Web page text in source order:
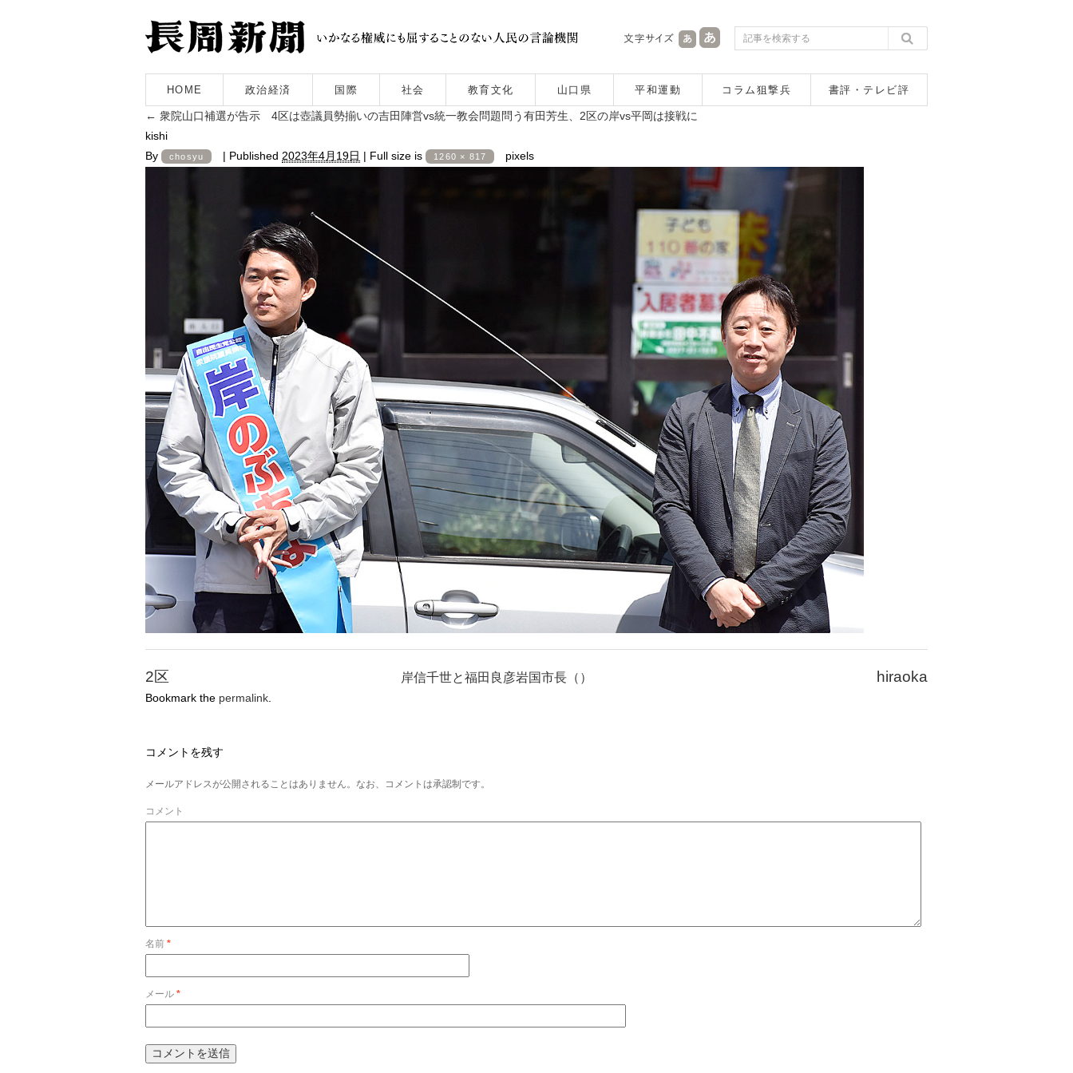
HOME 政治経済 国際 社会 教育文化 山口県 平和運動 コラム狙撃兵 書評・テレビ評
← 衆院山口補選が告示 4区は壺議員勢揃いの吉田陣営vs統一教会問題問う有田芳生、2区の岸vs平岡は接戦に
kishi
By
chosyu | Published 2023年4月19日 | Full size is 1260 × 817 pixels
2区 hiraoka
岸信千世と福田良彦岩国市長（）
Bookmark the permalink
コメントを残す
メールアドレスが公開されることはありません。なお、コメントは承認制です。
コメント
名前 *
メール *